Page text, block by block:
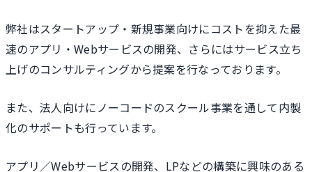
弊社はスタートアップ・新規事業向けにコストを抑えた最
速のアプリ・Webサービスの開発、さらにはサービス立ち
上げのコンサルティングから提案を行なっております。
また、法人向けにノーコードのスクール事業を通して内製
化のサポートも行っています。
アプリ／Webサービスの開発、LPなどの構築に興味のある